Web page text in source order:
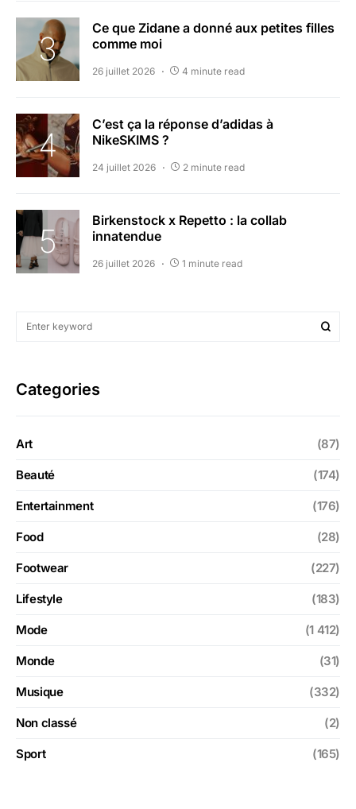
Ce que Zidane a donné aux petites filles
comme moi
26 juillet 2026 4 minute read
C’est ça la réponse d’adidas à
NikeSKIMS ?
24 juillet 2026 2 minute read
Birkenstock x Repetto : la collab
innatendue
26 juillet 2026 1 minute read
Categories
Art (87)
Beauté (174)
Entertainment (176)
Food (28)
Footwear (227)
Lifestyle (183)
Mode (1 412)
Monde (31)
Musique (332)
Non classé (2)
Sport (165)